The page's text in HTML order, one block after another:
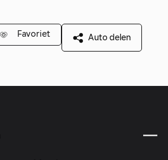
Favoriet Auto delen